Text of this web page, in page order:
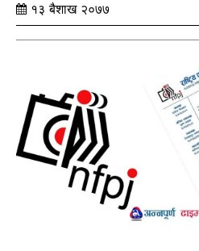
१३ बैशाख २०७७